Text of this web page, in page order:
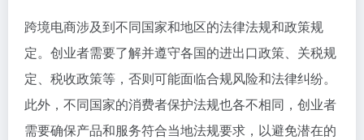
跨境电商涉及到不同国家和地区的法律法规和政策规
定。创业者需要了解并遵守各国的进出口政策、关税规
定、税收政策等，否则可能面临合规风险和法律纠纷。
此外，不同国家的消费者保护法规也各不相同，创业者
需要确保产品和服务符合当地法规要求，以避免潜在的